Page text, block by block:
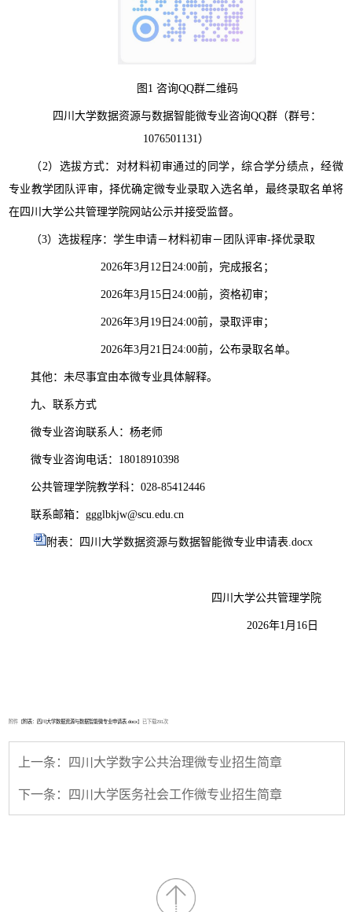
图1 咨询QQ群二维码
四川大学数据资源与数据智能微专业咨询QQ群（群号：
1076501131）
（2）选拔方式：对材料初审通过的同学，综合学分绩点，经微
专业教学团队评审，择优确定微专业录取入选名单，最终录取名单将
在四川大学公共管理学院网站公示并接受监督。
（3）选拔程序：学生申请－材料初审－团队评审-择优录取
2026年3月12日24:00前，完成报名；
2026年3月15日24:00前，资格初审；
2026年3月19日24:00前，录取评审；
2026年3月21日24:00前，公布录取名单。
其他：未尽事宜由本微专业具体解释。
九、联系方式
微专业咨询联系人：杨老师
微专业咨询电话：18018910398
公共管理学院教学科：028-85412446
联系邮箱：ggglbkjw@scu.edu.cn
附表：四川大学数据资源与数据智能微专业申请表.docx
四川大学公共管理学院
2026年1月16日
附件【附表：四川大学数据资源与数据智能微专业申请表.docx】已下载291次
上一条：四川大学数字公共治理微专业招生简章
下一条：四川大学医务社会工作微专业招生简章